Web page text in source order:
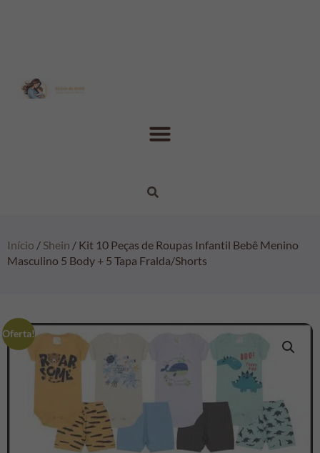
Início / Shein / Kit 10 Peças de Roupas Infantil Bebê Menino
Masculino 5 Body + 5 Tapa Fralda/Shorts
Oferta!